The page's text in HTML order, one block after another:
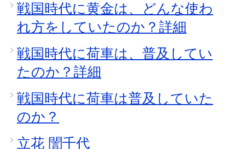
戦国時代に黄金は、どんな使わ
れ方をしていたのか？詳細
戦国時代に荷車は、普及してい
たのか？詳細
戦国時代に荷車は普及していた
のか？
立花 誾千代